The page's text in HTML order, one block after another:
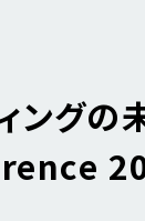
ングの
2025